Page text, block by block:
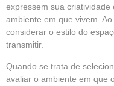
expressem sua
ambiente em que vivem.
considerar o estilo do
transmitir.
Quando se trata de
avaliar o ambiente em que